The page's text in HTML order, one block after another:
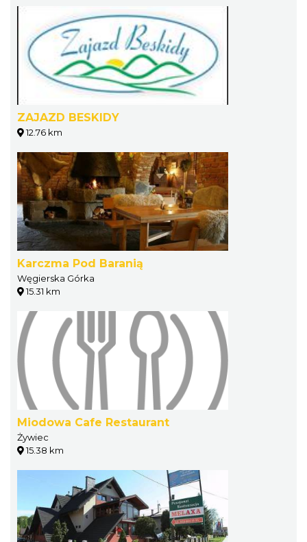
ZAJAZD BESKIDY
12.76 km
Karczma Pod Baranią
Węgierska Górka
15.31 km
Miodowa Cafe Restaurant
Żywiec
15.38 km